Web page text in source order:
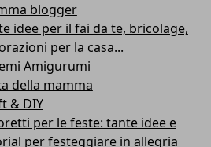
blogger
idee per il fai da te, bricolage,
per la casa...
Amigurumi
della mamma
& DIY
per le feste: tante idee e
per festeggiare in allegria